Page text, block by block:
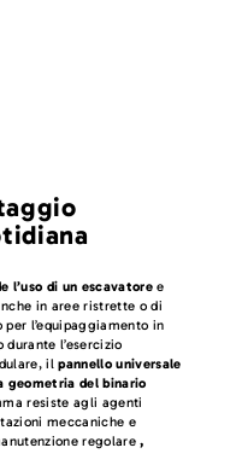
l’uso di un escavatore e
in aree ristrette o di
l’equipaggiamento in
l’esercizio
ilpannello universale
geometria del binario
resiste agli agenti
meccaniche e
regolare,